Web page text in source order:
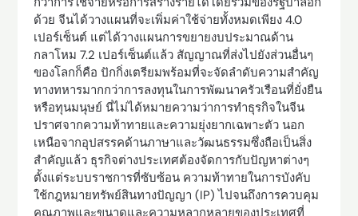
ด้วย จีนได้วางแผนที่จะเพิ่มค่าใช้จ่ายทั้งหมดเพียง 4.0
เปอร์เซ็นต์ แต่ได้วางแผนการขยายงบประมาณด้าน
กลาโหม 7.2 เปอร์เซ็นต์แล้ว สัญญาณที่ส่งไปยังส่วนอื่นๆ
ของโลกก็คือ ปักกิ่งเตรียมพร้อมที่จะจัดลำดับความสำคัญ
ทางทหารมากกว่าการลงทุนในการพัฒนาครัวเรือนที่ยั่งยืน
หรือทุนมนุษย์ นี่ไม่ได้หมายความว่าการทำธุรกิจในจีน
ปราศจากความท้าทายและความยุ่งยากเฉพาะตัว นอก
เหนือจากอุปสรรคด้านภาษาและวัฒนธรรมซึ่งถือเป็นสิ่ง
สำคัญแล้ว ธุรกิจต่างประเทศต้องจัดการกับปัญหาต่างๆ
ตั้งแต่ระบบราชการที่ซับซ้อน ความท้าทายในการบังคับ
ใช้กฎหมายทรัพย์สินทางปัญญา (IP) ไปจนถึงการควบคุม
คุณภาพและขนาดและความหลากหลายของประเทศที่